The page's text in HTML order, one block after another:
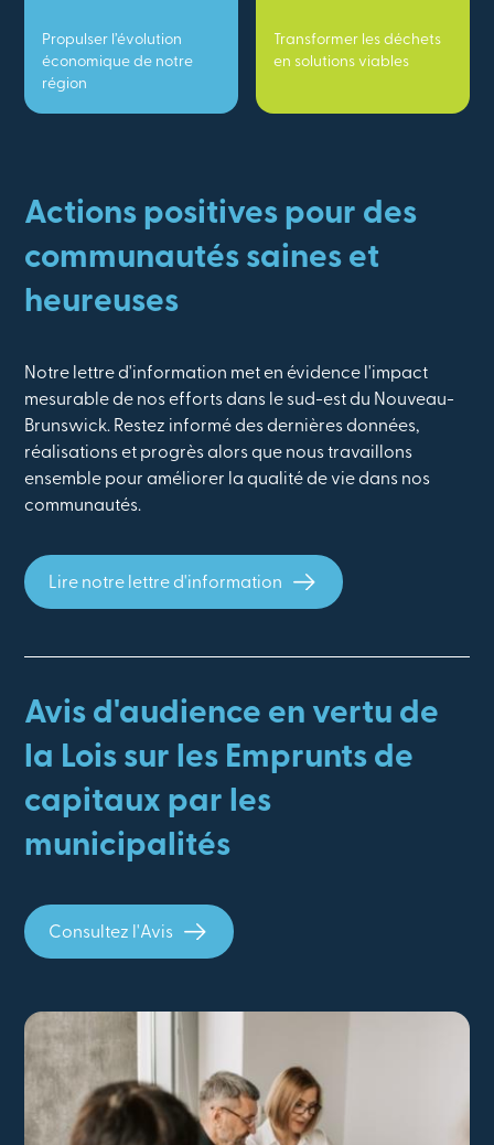
Propulser l’évolution
économique de notre
région
Transformer les déchets
en solutions viables
Actions positives pour des
communautés saines et
heureuses
Notre lettre d'information met en évidence l'impact
mesurable de nos efforts dans le sud-est du Nouveau-
Brunswick. Restez informé des dernières données,
réalisations et progrès alors que nous travaillons
ensemble pour améliorer la qualité de vie dans nos
communautés.
Lire notre lettre d'information
Avis d'audience en vertu de
la Lois sur les Emprunts de
capitaux par les
municipalités
Consultez l'Avis